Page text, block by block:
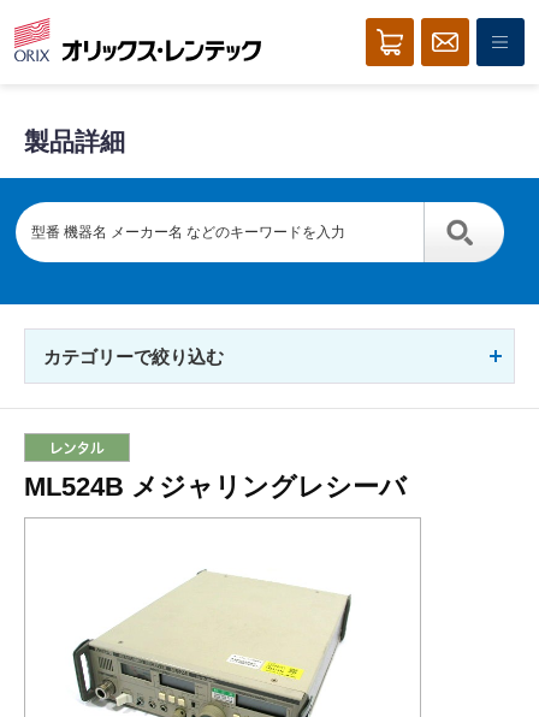
製品詳細
カテゴリーで絞り込む
ML524B メジャリングレシーバ